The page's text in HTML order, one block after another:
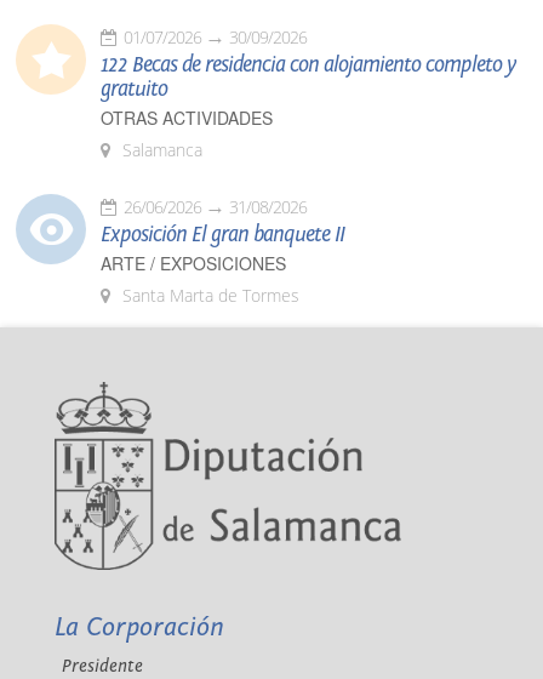
01/07/2026 30/09/2026
122 Becas de residencia con alojamiento completo y
gratuito
OTRAS ACTIVIDADES
Salamanca
26/06/2026 31/08/2026
Exposición El gran banquete II
ARTE / EXPOSICIONES
Santa Marta de Tormes
La Corporación
Presidente